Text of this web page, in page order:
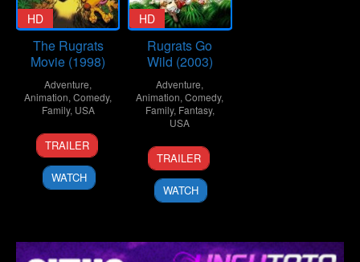
HD
The Rugrats
Movie (1998)
Adventure,
Animation,Comedy,
Family, USA
20
Nov
1998
Norton
Virgien
TRAILER
WATCH
HD
Rugrats Go
Wild (2003)
Adventure,
Animation,Comedy,
Family, Fantasy,
USA
13
Jun
2003
John
Eng
TRAILER
WATCH